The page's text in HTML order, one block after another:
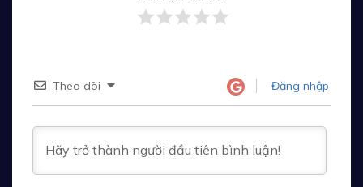
Theo dõi Đăng nhập